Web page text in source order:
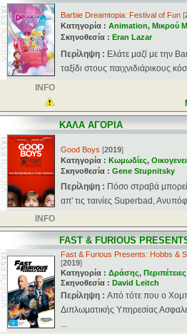
Barbie Dreamtopia: Festival of Fun [
Κατηγορία : Animation, Μικρού
Σκηνοθεσία : Eran Lazar
Περίληψη : Ελάτε μαζί με την
ταξίδι στους παιχνιδιάρικους
INFO
ΚΑΛΑ ΑΓΟΡΙΑ
Good Boys [2019]
Κατηγορία : Κωμωδίες,
Σκηνοθεσία : Gene Stupnitsky
Περίληψη : Πόσο στραβά
απ' τις ταινίες Superbad,
INFO
FAST & FURIOUS
Fast & Furious Presents: Hobbs &
[2019]
Κατηγορία : Δράσης, Περιπέτειες
Σκηνοθεσία : David Leitch
Περίληψη : Από τότε που ο
Διπλωματικής Υπηρεσίας
...